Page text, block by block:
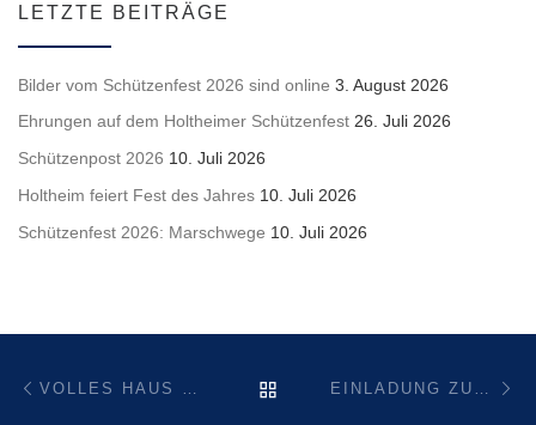
LETZTE BEITRÄGE
Bilder vom Schützenfest 2026 sind online 3. August 2026
Ehrungen auf dem Holtheimer Schützenfest 26. Juli 2026
Schützenpost 2026 10. Juli 2026
Holtheim feiert Fest des Jahres 10. Juli 2026
Schützenfest 2026: Marschwege 10. Juli 2026
BeitragsnavigationZURÜCK ZUR